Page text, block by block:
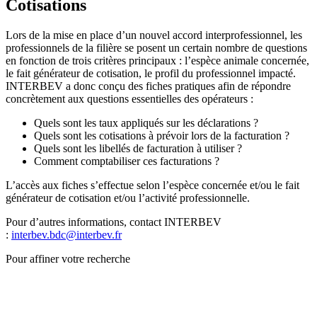
Cotisations
Lors de la mise en place d’un nouvel accord interprofessionnel, les
professionnels de la filière se posent un certain nombre de questions
en fonction de trois critères principaux : l’espèce animale concernée,
le fait générateur de cotisation, le profil du professionnel impacté.
INTERBEV a donc conçu des fiches pratiques afin de répondre
concrètement aux questions essentielles des opérateurs :
Quels sont les taux appliqués sur les déclarations ?
Quels sont les cotisations à prévoir lors de la facturation ?
Quels sont les libellés de facturation à utiliser ?
Comment comptabiliser ces facturations ?
L’accès aux fiches s’effectue selon l’espèce concernée et/ou le fait
générateur de cotisation et/ou l’activité professionnelle.
Pour d’autres informations, contact INTERBEV
: interbev.bdc@interbev.fr
Pour affiner votre recherche